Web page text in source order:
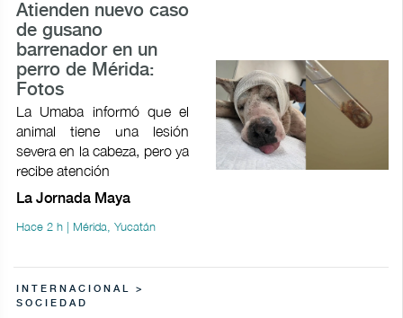
Atienden nuevo caso
de gusano
barrenador en un
perro de Mérida:
Fotos
La Umaba informó que el
animal tiene una lesión
severa en la cabeza, pero ya
recibe atención
La Jornada Maya
Hace 2 h | Mérida, Yucatán
INTERNACIONAL >
SOCIEDAD